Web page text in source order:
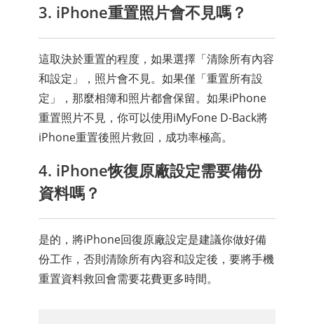
3. iPhone重置照片會不見嗎？
這取決於重置的程度，如果選擇「清除所有內容
和設定」，照片會不見。如果僅「重置所有設
定」，那麼相簿和照片都會保留。如果iPhone
重置照片不見，你可以使用iMyFone D-Back將
iPhone重置後照片救回，成功率極高。
4. iPhone恢復原廠設定需要備份
資料嗎？
是的，將iPhone回復原廠設定是建議你做好備
份工作，否則清除所有內容和設定後，要將手機
重置資料救回會需要花費更多時間。